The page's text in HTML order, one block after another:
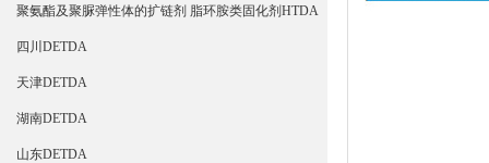
聚氨酯及聚脲弹性体的扩链剂 脂环胺类固化剂HTDA
四川DETDA
天津DETDA
湖南DETDA
山东DETDA